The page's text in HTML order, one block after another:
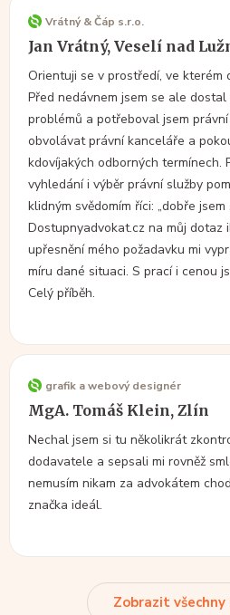
Vrátný & Čáp s.r.o.
Jan Vrátný, Veselí nad
Orientuji se v prostředí, ve kterém
Před nedávnem jsem se ale
problémů a potřeboval jsem
obvolávat právní kanceláře a
kdovíjakých odborných termínech.
vyhledání i výběr právní služby
klidným svědomím říci: „dobře jsem
Dostupnyadvokat.cz na můj dotaz
upřesnění mého požadavku mi
míru dané situaci. S prací i cenou jsem byl moc spokojen.
Celý příběh.
grafik a webový designér
MgA. Tomáš Klein, Zlín
Nechal jsem si tu několikrát
dodavatele a sepsali mi rovněž
nemusím nikam za advokátem
značka ideál.
Zobrazit